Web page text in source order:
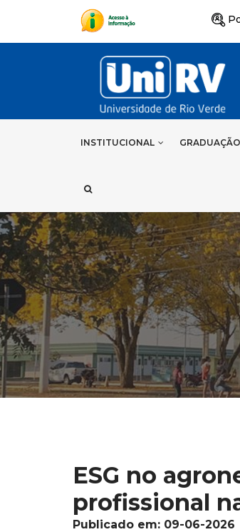
INSTITUCIONAL GRADUAÇÃO
ESG no
profissional
Publicado em: 09-06-2026